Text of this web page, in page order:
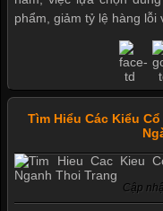
phẩm, giảm tỷ lệ hàng lỗi
Tìm Hiểu Các Kiểu
Cập